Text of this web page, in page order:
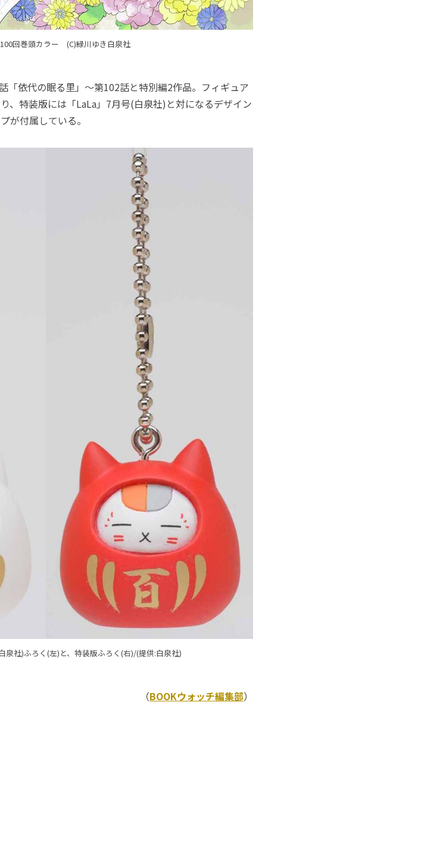
回巻頭カラー (C)緑川ゆき白泉社
「依代の眠る里」～第102話と特別編2作品。フィギュア
、特装版には「LaLa」7月号(白泉社)と対になるデザイン
が付属している。
泉社)ふろく(左)と、特装版ふろく(右)/(提供:白泉社)
（BOOKウォッチ編集部）